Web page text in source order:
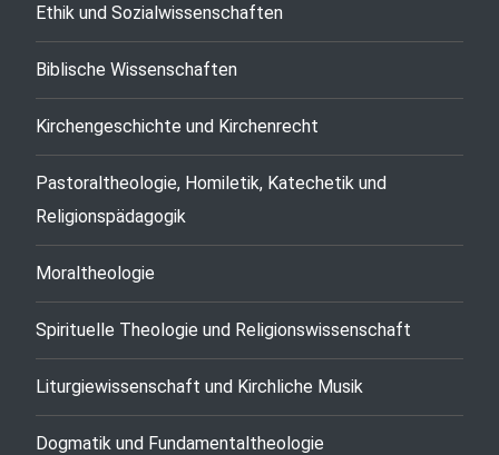
Ethik und Sozialwissenschaften
Biblische Wissenschaften
Kirchengeschichte und Kirchenrecht
Pastoraltheologie, Homiletik, Katechetik und
Religionspädagogik
Moraltheologie
Spirituelle Theologie und Religionswissenschaft
Liturgiewissenschaft und Kirchliche Musik
Dogmatik und Fundamentaltheologie